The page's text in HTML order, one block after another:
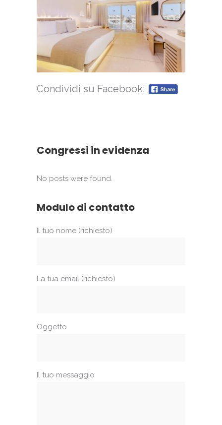
Condividi su Facebook:
Congressi in evidenza
No posts were found.
Modulo di contatto
Il tuo nome (richiesto)
La tua email (richiesto)
Oggetto
Il tuo messaggio